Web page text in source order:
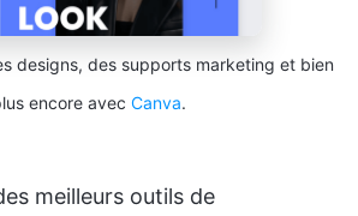
designs, des supports marketing et bien
encore avec Canva.
meilleurs outils de